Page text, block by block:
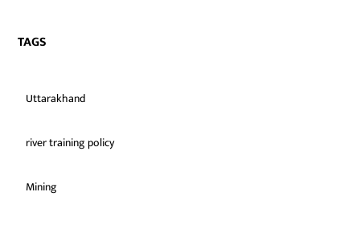
TAGS
Uttarakhand
river training policy
Mining